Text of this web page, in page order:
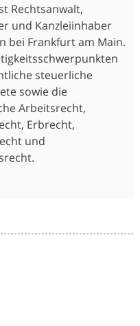
Rechtsanwalt,
und Kanzleiinhaber
bei Frankfurt am Main.
steuerliche
sowie die
Arbeitsrecht,
Erbrecht,
und